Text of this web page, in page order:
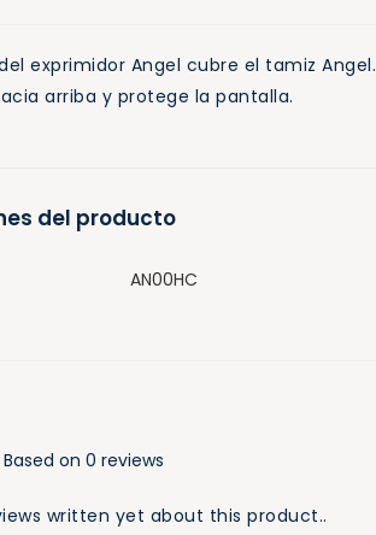
exprimidor Angel cubre el tamiz
arriba y protege la pantalla.
del producto
AN00HC
Based on 0 reviews
written yet about this product..